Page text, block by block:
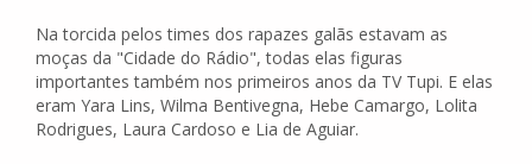
Na torcida pelos times dos rapazes galãs estavam as
moças da "Cidade do Rádio", todas elas figuras
importantes também nos primeiros anos da TV Tupi. E elas
eram Yara Lins, Wilma Bentivegna, Hebe Camargo, Lolita
Rodrigues, Laura Cardoso e Lia de Aguiar.